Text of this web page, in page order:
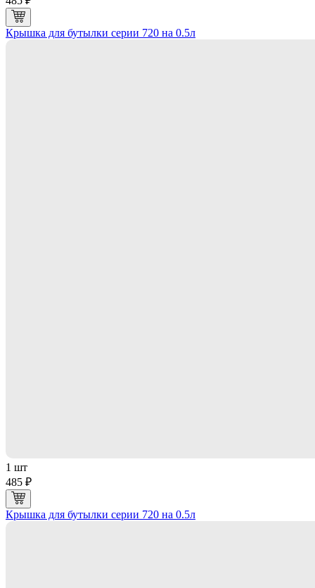
Крышка для бутылки серии 720 на 0.5л
1 шт
485 ₽
Крышка для бутылки серии 720 на 0.5л